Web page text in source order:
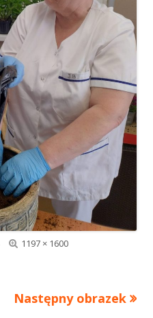
Pełny
1197 × 1600
Następny obrazek